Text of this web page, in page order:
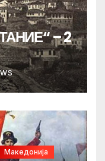
– 2
Македонија